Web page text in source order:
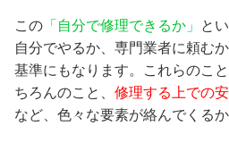
この 「自分で修理できるか」
と
自分でやるか、専門業者に頼む
基準にもなります。これらのこと
ちろんのこと、 修理する上での
など、色々な要素が絡んでくるか